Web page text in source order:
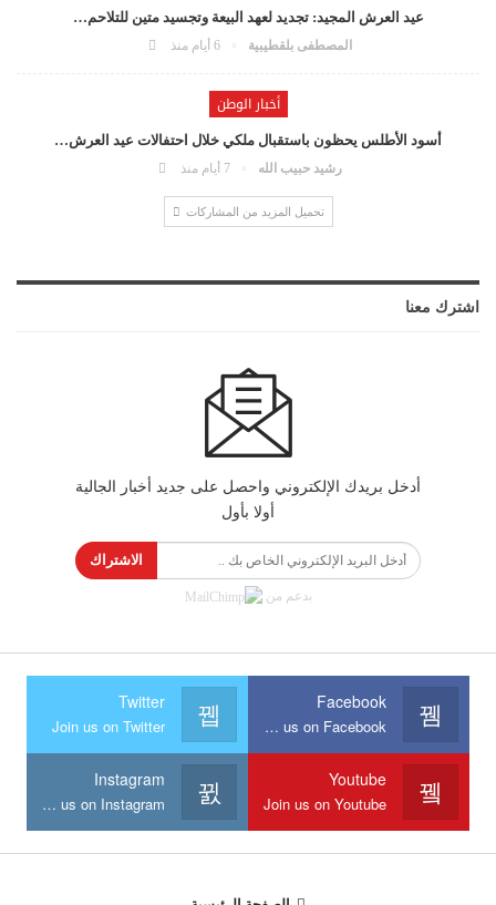
عيد العرش المجيد: تجديد لعهد البيعة وتجسيد متين للتلاحم…
المصطفى بلقطيبية 6 أيام منذ
أخبار الوطن
أسود الأطلس يحظون باستقبال ملكي خلال احتفالات عيد العرش…
رشيد حبيب الله 7 أيام منذ
تحميل المزيد من المشاركات
اشترك معنا
أدخل بريدك الإلكتروني واحصل على جديد أخبار الجالية
أولا بأول
الاشتراك
بدعم من
Facebook
Join us on Facebook
Twitter
Join us on Twitter
Youtube
Join us on Youtube
Instagram
Join us on Instagram